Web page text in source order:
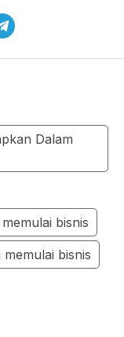
Dalam
bisnis
bisnis